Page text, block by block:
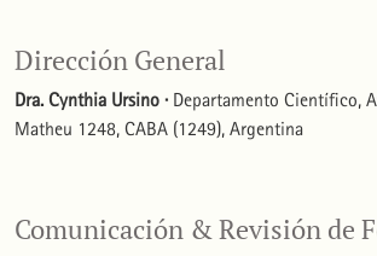
Dirección General
Dra. Cynthia Ursino · Departamento Científico,
Matheu 1248, CABA (1249), Argentina
Comunicación & Revisión de